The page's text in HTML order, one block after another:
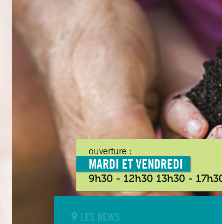
ouverture :
MARDI ET VENDREDI
9h30 - 12h30 13h30 -
LES NEWS